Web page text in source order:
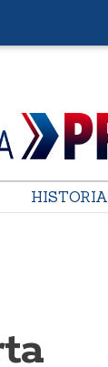
HISTORIA